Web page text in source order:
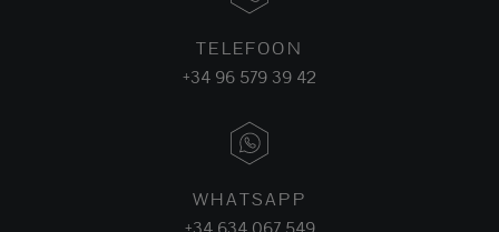
TELEFOON
+34 96 579 39 42
WHATSAPP